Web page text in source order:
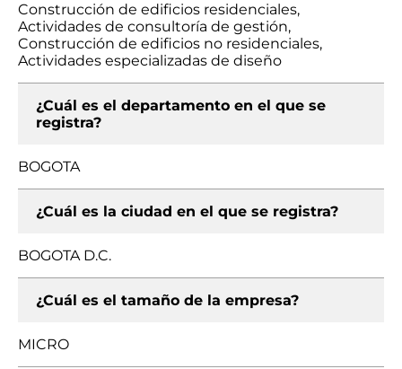
Construcción de edificios residenciales,
Actividades de consultoría de gestión,
Construcción de edificios no residenciales,
Actividades especializadas de diseño
¿Cuál es el departamento en el que se
registra?
BOGOTA
¿Cuál es la ciudad en el que se registra?
BOGOTA D.C.
¿Cuál es el tamaño de la empresa?
MICRO